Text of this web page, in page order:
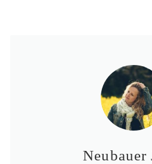
Neubauer